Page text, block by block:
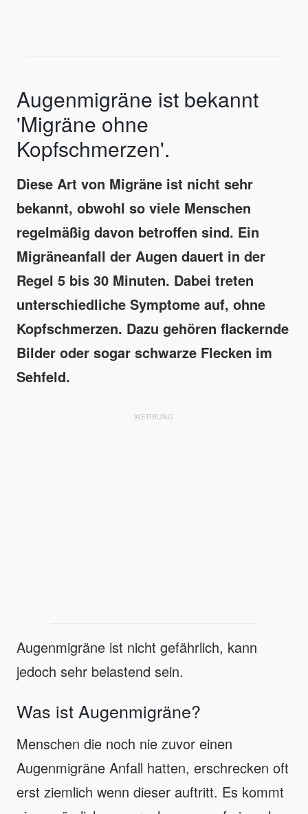
Augenmigräne ist bekannt
'Migräne ohne
Kopfschmerzen'.
Diese Art von Migräne ist nicht sehr
bekannt, obwohl so viele Menschen
regelmäßig davon betroffen sind. Ein
Migräneanfall der Augen dauert in der
Regel 5 bis 30 Minuten. Dabei treten
unterschiedliche Symptome auf, ohne
Kopfschmerzen. Dazu gehören flackernde
Bilder oder sogar schwarze Flecken im
Sehfeld.
WERBUNG
Augenmigräne ist nicht gefährlich, kann
jedoch sehr belastend sein.
Was ist Augenmigräne?
Menschen die noch nie zuvor einen
Augenmigräne Anfall hatten, erschrecken oft
erst ziemlich wenn dieser auftritt. Es kommt